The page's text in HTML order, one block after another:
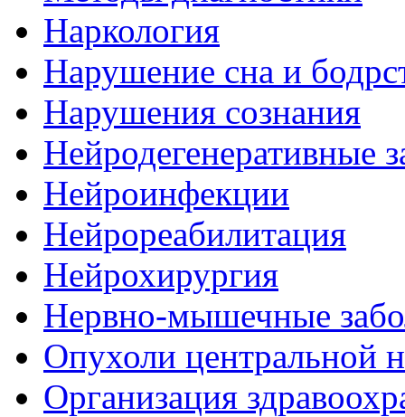
Наркология
Нарушение сна и
Нарушения сознания
Нейродегенеративные
Нейроинфекции
Нейрореабилитация
Нейрохирургия
Нервно-мышечные
Опухоли центральной
Организация